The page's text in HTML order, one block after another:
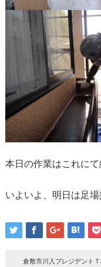
本日の作業はこれにて
いよいよ、明日は足
倉敷市川入プレジデント